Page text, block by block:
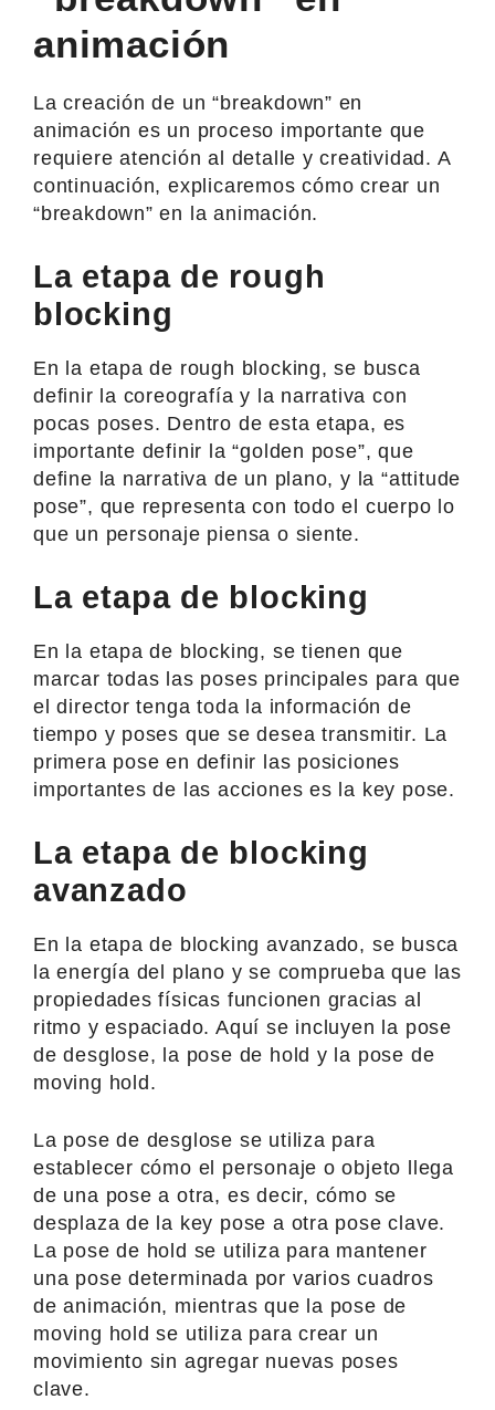
animación
La creación de un “breakdown” en
animación es un proceso importante que
requiere atención al detalle y creatividad. A
continuación, explicaremos cómo crear un
“breakdown” en la animación.
La etapa de rough
blocking
En la etapa de rough blocking, se busca
definir la coreografía y la narrativa con
pocas poses. Dentro de esta etapa, es
importante definir la “golden pose”, que
define la narrativa de un plano, y la “attitude
pose”, que representa con todo el cuerpo lo
que un personaje piensa o siente.
La etapa de blocking
En la etapa de blocking, se tienen que
marcar todas las poses principales para que
el director tenga toda la información de
tiempo y poses que se desea transmitir. La
primera pose en definir las posiciones
importantes de las acciones es la key pose.
La etapa de blocking
avanzado
En la etapa de blocking avanzado, se busca
la energía del plano y se comprueba que las
propiedades físicas funcionen gracias al
ritmo y espaciado. Aquí se incluyen la pose
de desglose, la pose de hold y la pose de
moving hold.
La pose de desglose se utiliza para
establecer cómo el personaje o objeto llega
de una pose a otra, es decir, cómo se
desplaza de la key pose a otra pose clave.
La pose de hold se utiliza para mantener
una pose determinada por varios cuadros
de animación, mientras que la pose de
moving hold se utiliza para crear un
movimiento sin agregar nuevas poses
clave.